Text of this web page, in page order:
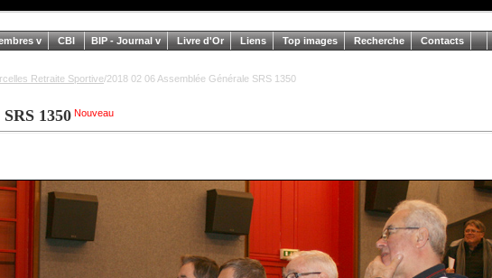
CBI BIP - Journal Livre d'Or Liens Top images Recherche Contacts
Retraite Sportive/2018 02 06 Assemblée Générale SRS 1350
1350 Nouveau